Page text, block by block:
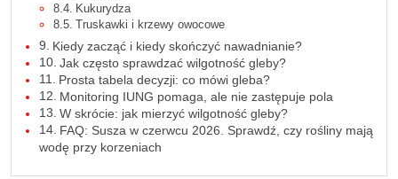
Kukurydza
Truskawki i krzewy owocowe
Kiedy zacząć i kiedy skończyć nawadnianie?
Jak często sprawdzać wilgotność gleby?
Prosta tabela decyzji: co mówi gleba?
Monitoring IUNG pomaga, ale nie zastępuje pola
W skrócie: jak mierzyć wilgotność gleby?
FAQ: Susza w czerwcu 2026. Sprawdź, czy rośliny mają
wodę przy korzeniach